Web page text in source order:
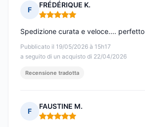
F
FRÉDÉRIQUE K.
Nota: 5 su 5
Pubblicato il 19/05/2026 à 15h17
a seguito di un acquisto di 22/04/2026
Spedizione curata e veloce.... perfetto
Recensione tradotta
F
FAUSTINE M.
Nota: 5 su 5